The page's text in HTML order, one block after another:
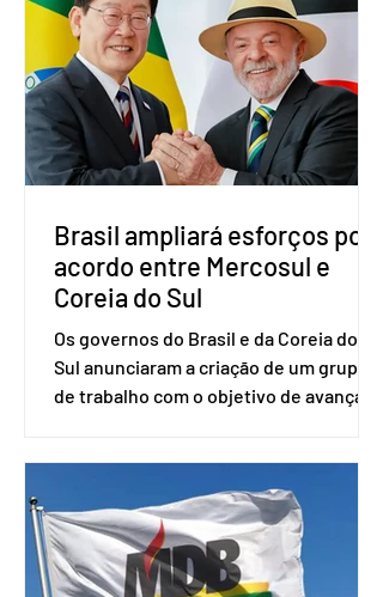
vice-presidente. A convenção contou
com a presença do presidente nacional
do partido, Eduardo Ribeiro, e do
senador Eduardo Girão, filiado ao Novo
desde fevereiro de 2023. Formado em
administração de empresas pela
Fundaç
Brasil ampliará esforços por
acordo entre Mercosul e
Coreia do Sul
Os governos do Brasil e da Coreia do
Sul anunciaram a criação de um grupo
de trabalho com o objetivo de avançar
Uruguai, além de outros países
associados. “Decidimos criar um grupo
de trabalho que vai identificar